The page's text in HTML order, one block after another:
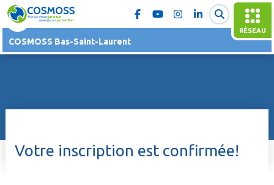
RÉSEAU
COSMOSS Bas-Saint-Laurent
Votre inscription est confirmée!